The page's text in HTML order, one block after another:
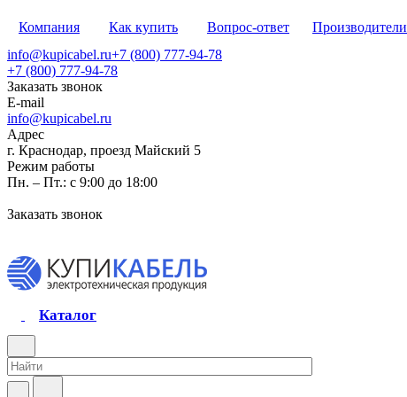
Компания Как купить Вопрос-ответ Производители
info@kupicabel.ru+7 (800) 777-94-78
+7 (800) 777-94-78
Заказать звонок
E-mail
info@kupicabel.ru
Адрес
г. Краснодар, проезд Майский 5
Режим работы
Пн. – Пт.: с 9:00 до 18:00
Заказать звонок
Каталог